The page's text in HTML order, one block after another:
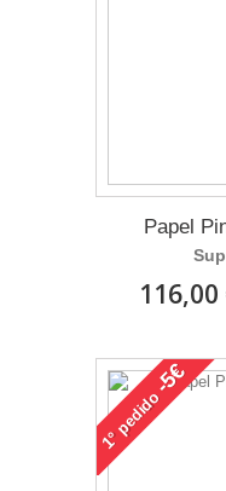
Papel
116,00
1°
pedido
-5€